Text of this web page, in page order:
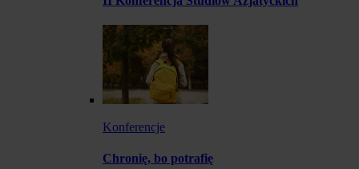
Konferencje
Chronię, bo potrafię